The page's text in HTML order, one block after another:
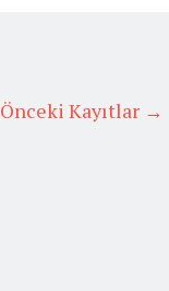
Önceki Kayıtlar →